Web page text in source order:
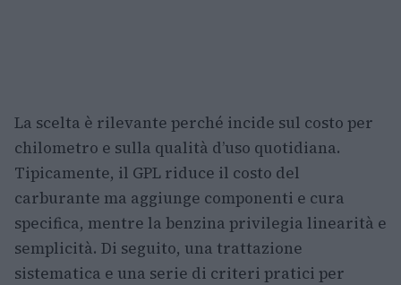
La scelta è rilevante perché incide sul costo per
chilometro e sulla qualità d’uso quotidiana.
Tipicamente, il GPL riduce il costo del
carburante ma aggiunge componenti e cura
specifica, mentre la benzina privilegia linearità e
semplicità. Di seguito, una trattazione
sistematica e una serie di criteri pratici per